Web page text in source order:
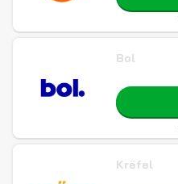
Bol
Krëfel